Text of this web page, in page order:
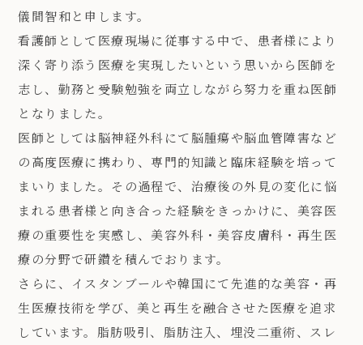
儀間智和と申します。
看護師として医療現場に従事する中で、患者様により
深く寄り添う医療を実現したいという思いから医師を
志し、勤務と受験勉強を両立しながら努力を重ね医師
となりました。
医師としては脳神経外科にて脳腫瘍や脳血管障害など
の高度医療に携わり、専門的知識と臨床経験を培って
まいりました。その過程で、治療後の外見の変化に悩
まれる患者様と向き合った経験をきっかけに、美容医
療の重要性を実感し、美容外科・美容皮膚科・再生医
療の分野で研鑽を積んでおります。
さらに、イスタンブールや韓国にて先進的な美容・再
生医療技術を学び、美と再生を融合させた医療を追求
しています。脂肪吸引、脂肪注入、埋没二重術、スレ